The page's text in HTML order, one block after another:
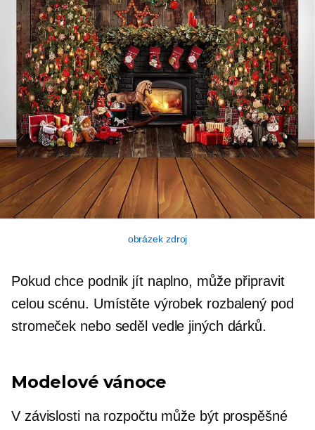
obrázek zdroj
Pokud chce podnik jít naplno, může připravit
celou scénu. Umístěte výrobek rozbalený pod
stromeček nebo seděl vedle jiných dárků.
Modelové vánoce
V závislosti na rozpočtu může být prospěšné